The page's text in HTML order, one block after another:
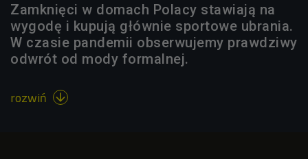
Zamknięci w domach Polacy stawiają na
wygodę i kupują głównie sportowe ubrania.
W czasie pandemii obserwujemy prawdziwy
odwrót od mody formalnej.
rozwiń 